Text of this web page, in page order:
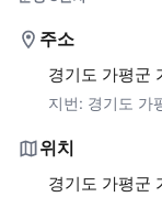
주소
경기도 가평군
지번: 경기도 가
위치
경기도 가평군